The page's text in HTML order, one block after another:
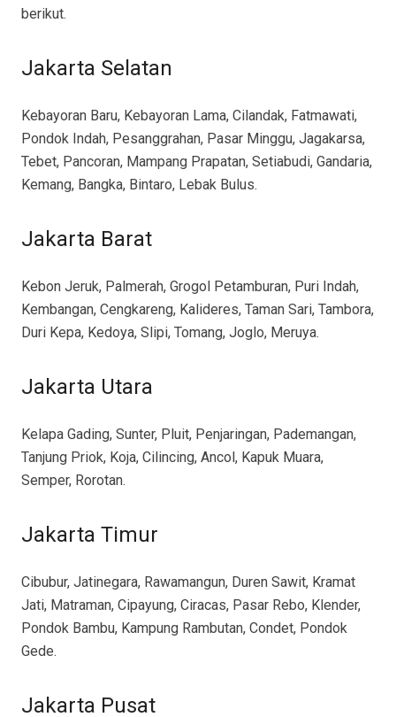
berikut.
Jakarta Selatan
Kebayoran Baru, Kebayoran Lama, Cilandak, Fatmawati,
Pondok Indah, Pesanggrahan, Pasar Minggu, Jagakarsa,
Tebet, Pancoran, Mampang Prapatan, Setiabudi, Gandaria,
Kemang, Bangka, Bintaro, Lebak Bulus.
Jakarta Barat
Kebon Jeruk, Palmerah, Grogol Petamburan, Puri Indah,
Kembangan, Cengkareng, Kalideres, Taman Sari, Tambora,
Duri Kepa, Kedoya, Slipi, Tomang, Joglo, Meruya.
Jakarta Utara
Kelapa Gading, Sunter, Pluit, Penjaringan, Pademangan,
Tanjung Priok, Koja, Cilincing, Ancol, Kapuk Muara,
Semper, Rorotan.
Jakarta Timur
Cibubur, Jatinegara, Rawamangun, Duren Sawit, Kramat
Jati, Matraman, Cipayung, Ciracas, Pasar Rebo, Klender,
Pondok Bambu, Kampung Rambutan, Condet, Pondok
Gede.
Jakarta Pusat